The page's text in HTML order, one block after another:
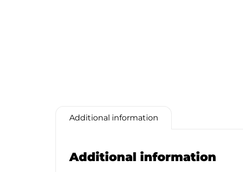
Additional information
Additional information